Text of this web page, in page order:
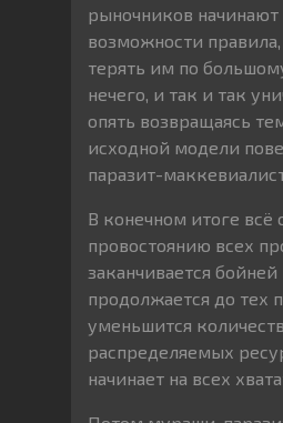
рыночников начинают
возможности
терять им по
нечего, и так и так
опять возвращаясь
исходной модели
паразит-
В конечном итоге всё
провостоянию всех
заканчивается бойней
продолжается до тех
уменьшится
распределяемых
начинает на всех